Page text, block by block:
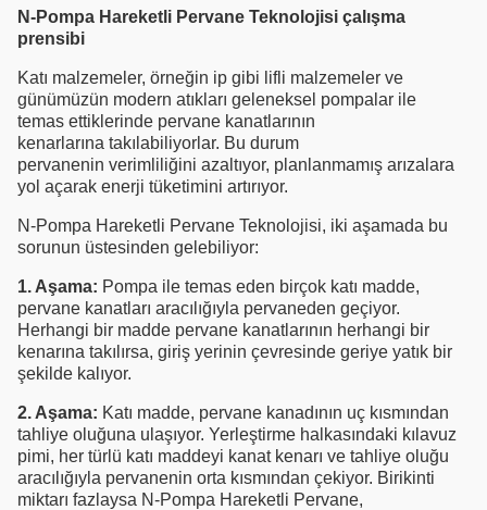
N-Pompa Hareketli Pervane Teknolojisi çalışma
prensibi
Katı malzemeler, örneğin ip gibi lifli malzemeler ve
günümüzün modern atıkları geleneksel pompalar ile
temas ettiklerinde pervane kanatlarının
kenarlarına takılabiliyorlar. Bu durum
pervanenin verimliliğini azaltıyor, planlanmamış arızalara
yol açarak enerji tüketimini artırıyor.
N-Pompa Hareketli Pervane Teknolojisi, iki aşamada bu
sorunun üstesinden gelebiliyor:
1. Aşama: Pompa ile temas eden birçok katı madde,
pervane kanatları aracılığıyla pervaneden geçiyor.
Herhangi bir madde pervane kanatlarının herhangi bir
kenarına takılırsa, giriş yerinin çevresinde geriye yatık bir
şekilde kalıyor.
2. Aşama: Katı madde, pervane kanadının uç kısmından
tahliye oluğuna ulaşıyor. Yerleştirme halkasındaki kılavuz
pimi, her türlü katı maddeyi kanat kenarı ve tahliye oluğu
aracılığıyla pervanenin orta kısmından çekiyor. Birikinti
miktarı fazlaysa N-Pompa Hareketli Pervane,